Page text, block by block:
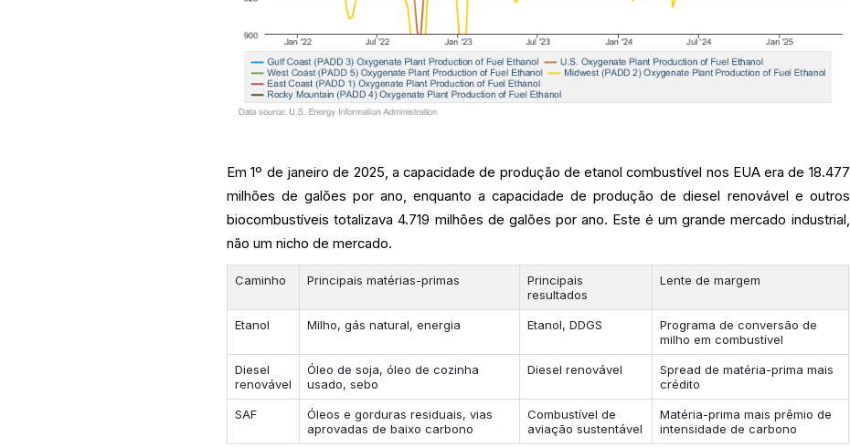
Em 1º de janeiro de 2025, a capacidade de produção de etanol combustível nos EUA era de 18.477
milhões de galões por ano, enquanto a capacidade de produção de diesel renovável e outros
biocombustíveis totalizava 4.719 milhões de galões por ano. Este é um grande mercado industrial,
não um nicho de mercado.
Caminho Principais matérias-primas
Principais
resultados
Lente de margem
Etanol Milho, gás natural, energia Etanol, DDGS
Programa de conversão de
milho em combustível
Diesel
renovável
Óleo de soja, óleo de cozinha
usado, sebo
Diesel renovável
Spread de matéria-prima mais
crédito
SAF
Óleos e gorduras residuais, vias
aprovadas de baixo carbono
Combustível de
aviação sustentável
Matéria-prima mais prêmio de
intensidade de carbono